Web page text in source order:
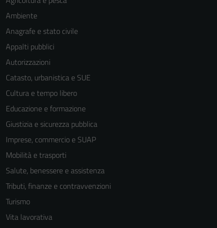
Ambiente
Anagrafe e stato civile
Appalti pubblici
Autorizzazioni
Catasto, urbanistica e SUE
Cultura e tempo libero
Educazione e formazione
Giustizia e sicurezza pubblica
Imprese, commercio e SUAP
Mobilità e trasporti
Salute, benessere e assistenza
Tributi, finanze e contravvenzioni
Turismo
Vita lavorativa